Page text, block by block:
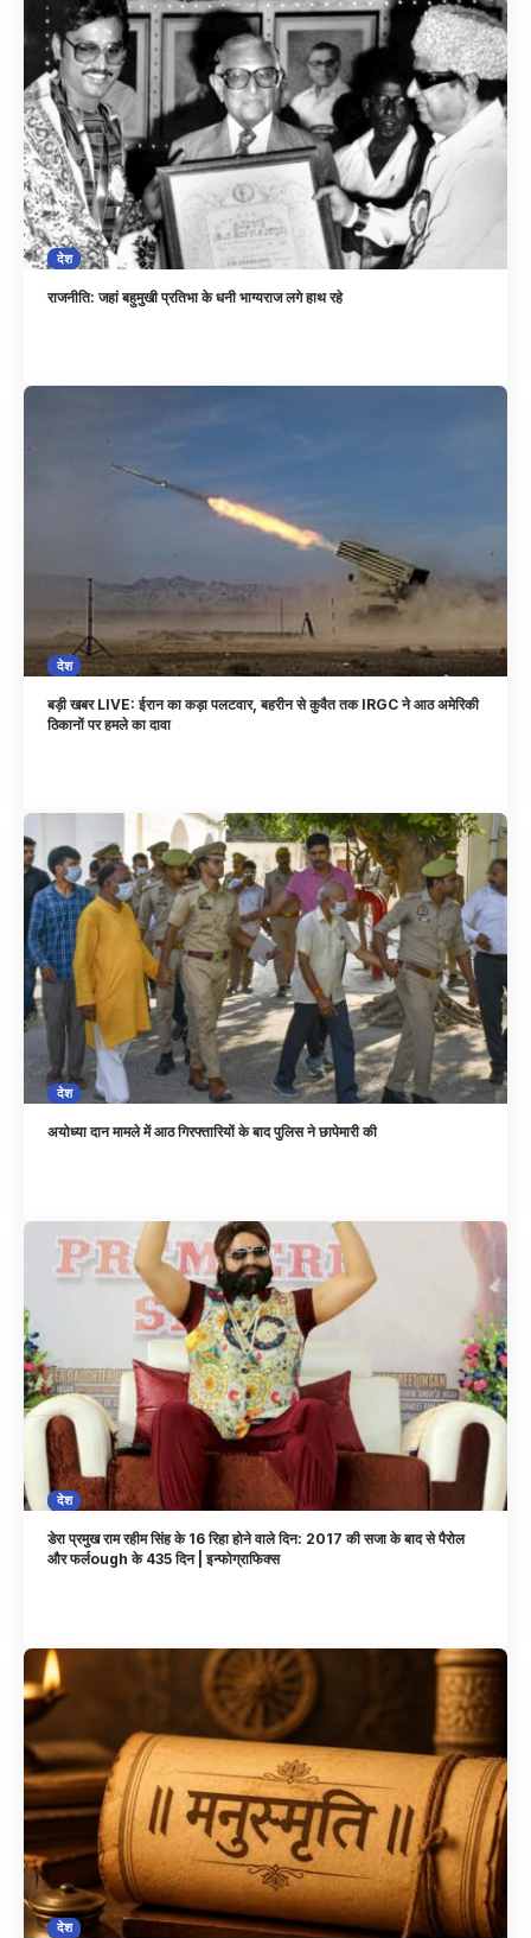
देश
राजनीति: जहां बहुमुखी प्रतिभा के धनी भाग्यराज लगे हाथ रहे
देश
बड़ी खबर LIVE: ईरान का कड़ा पलटवार, बहरीन से कुवैत तक IRGC ने आठ अमेरिकी
ठिकानों पर हमले का दावा
देश
अयोध्या दान मामले में आठ गिरफ्तारियों के बाद पुलिस ने छापेमारी की
देश
डेरा प्रमुख राम रहीम सिंह के 16 रिहा होने वाले दिन: 2017 की सजा के बाद से पैरोल
और फर्लough के 435 दिन | इन्फोग्राफिक्स
देश